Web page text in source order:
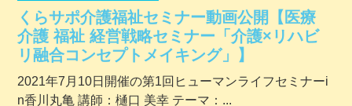
くらサポ介護福祉セミナー動画公開【医療
介護 福祉 経営戦略セミナー「介護×リハビ
リ融合コンセプトメイキング」】
2021年7月10日開催の第1回ヒューマンライフセミナーi
n香川丸亀 講師：樋口 美幸 テーマ：...